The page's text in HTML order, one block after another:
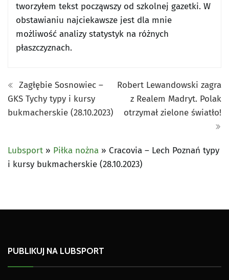
tworzyłem tekst począwszy od szkolnej gazetki. W
obstawianiu najciekawsze jest dla mnie
możliwość analizy statystyk na różnych
płaszczyznach.
Zagłębie Sosnowiec –
GKS Tychy typy i kursy
bukmacherskie (28.10.2023)
Robert Lewandowski zagra
z Realem Madryt. Polak
otrzymał zielone światło!
Lubsport » Piłka nożna » Cracovia – Lech Poznań typy
i kursy bukmacherskie (28.10.2023)
PUBLIKUJ NA LUBSPORT